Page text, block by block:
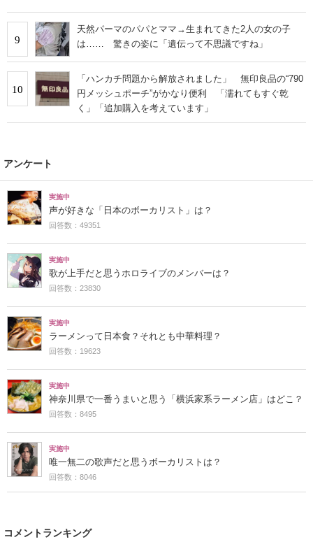
9
天然パーマのパパとママ→生まれてきた2人の女の子
は…… 驚きの姿に「遺伝って不思議ですね」
10
「ハンカチ問題から解放されました」 無印良品の“790
円メッシュポーチ”がかなり便利 「濡れてもすぐ乾
く」「追加購入を考えています」
アンケート
実施中
声が好きな「日本のボーカリスト」は？
回答数：49351
実施中
歌が上手だと思うホロライブのメンバーは？
回答数：23830
実施中
ラーメンって日本食？それとも中華料理？
回答数：19623
実施中
神奈川県で一番うまいと思う「横浜家系ラーメン店」はどこ？
回答数：8495
実施中
唯一無二の歌声だと思うボーカリストは？
回答数：8046
コメントランキング